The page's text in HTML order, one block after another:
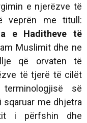
e njerëzve të
veprën me titull:
e Haditheve të
Muslimit dhe ne
që orvaten të
të tjerë të cilët
së
me dhjetra
i përfshin dhe